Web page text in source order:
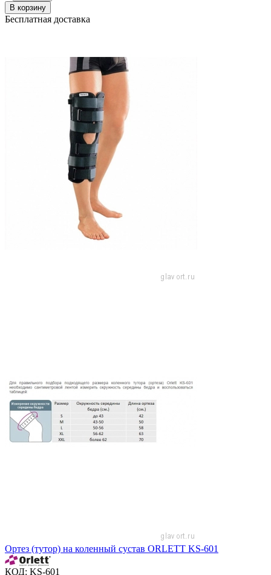
В корзину
Бесплатная доставка
Ортез (тутор) на коленный сустав ORLETT KS-601
КОД: KS-601